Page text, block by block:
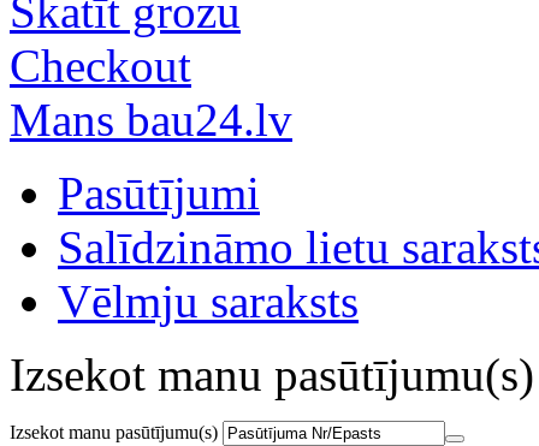
Skatīt grozu
Checkout
Mans bau24.lv
Pasūtījumi
Salīdzināmo lietu
Vēlmju saraksts
Izsekot manu pasūtījumu(s)
Izsekot manu pasūtījumu(s)